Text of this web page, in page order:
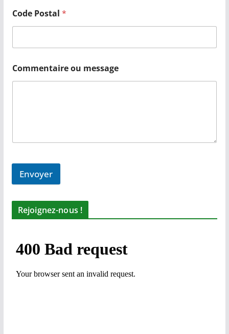
Code Postal *
Commentaire ou message
Envoyer
Rejoignez-nous !